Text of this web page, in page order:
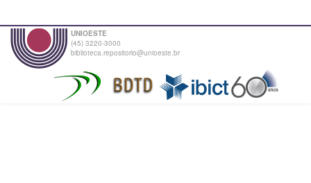
UNIOESTE
(45) 3220-3000
biblioteca.repositorio@unioeste.br